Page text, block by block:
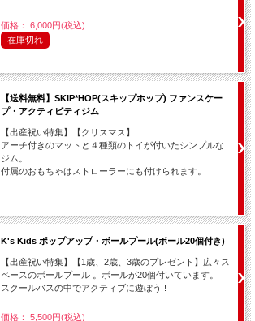
価格： 6,000円(税込)
在庫切れ
【送料無料】SKIP*HOP(スキップホップ) ファンスケー
プ・アクティビティジム
【出産祝い特集】【クリスマス】
アーチ付きのマットと４種類のトイが付いたシンプルな
ジム。
付属のおもちゃはストローラーにも付けられます。
K's Kids ポップアップ・ボールプール(ボール20個付き)
【出産祝い特集】【1歳、2歳、3歳のプレゼント】広々ス
ペースのボールプール 。ボールが20個付いています。
スクールバスの中でアクティブに遊ぼう !
価格： 5,500円(税込)